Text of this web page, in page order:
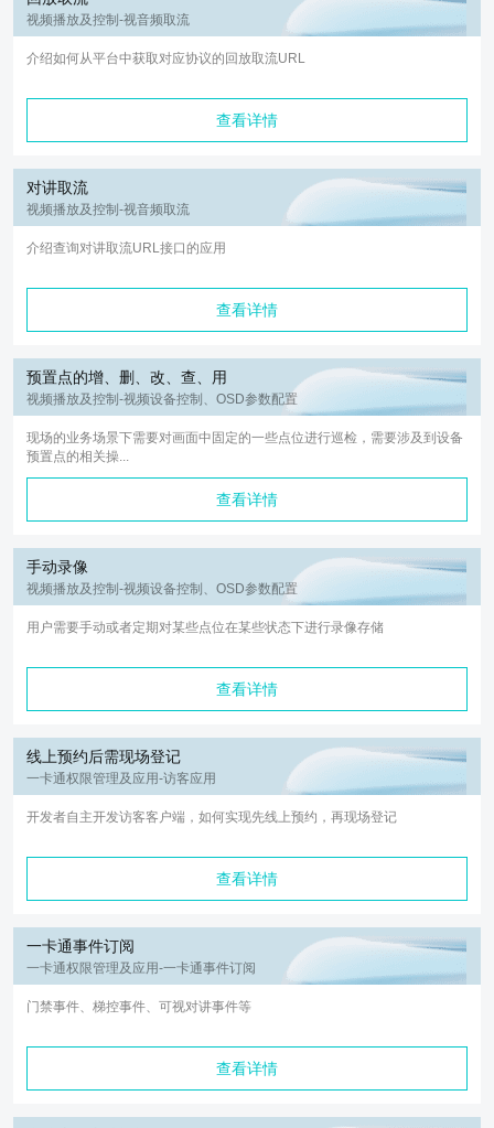
视频播放及控制-视音频取流
介绍如何从平台中获取对应协议的回放取流URL
查看详情
对讲取流
视频播放及控制-视音频取流
介绍查询对讲取流URL接口的应用
查看详情
预置点的增、删、改、查、用
视频播放及控制-视频设备控制、OSD参数配置
现场的业务场景下需要对画面中固定的一些点位进行巡检，需要涉及到设备
预置点的相关操...
查看详情
手动录像
视频播放及控制-视频设备控制、OSD参数配置
用户需要手动或者定期对某些点位在某些状态下进行录像存储
查看详情
线上预约后需现场登记
一卡通权限管理及应用-访客应用
开发者自主开发访客客户端，如何实现先线上预约，再现场登记
查看详情
一卡通事件订阅
一卡通权限管理及应用-一卡通事件订阅
门禁事件、梯控事件、可视对讲事件等
查看详情